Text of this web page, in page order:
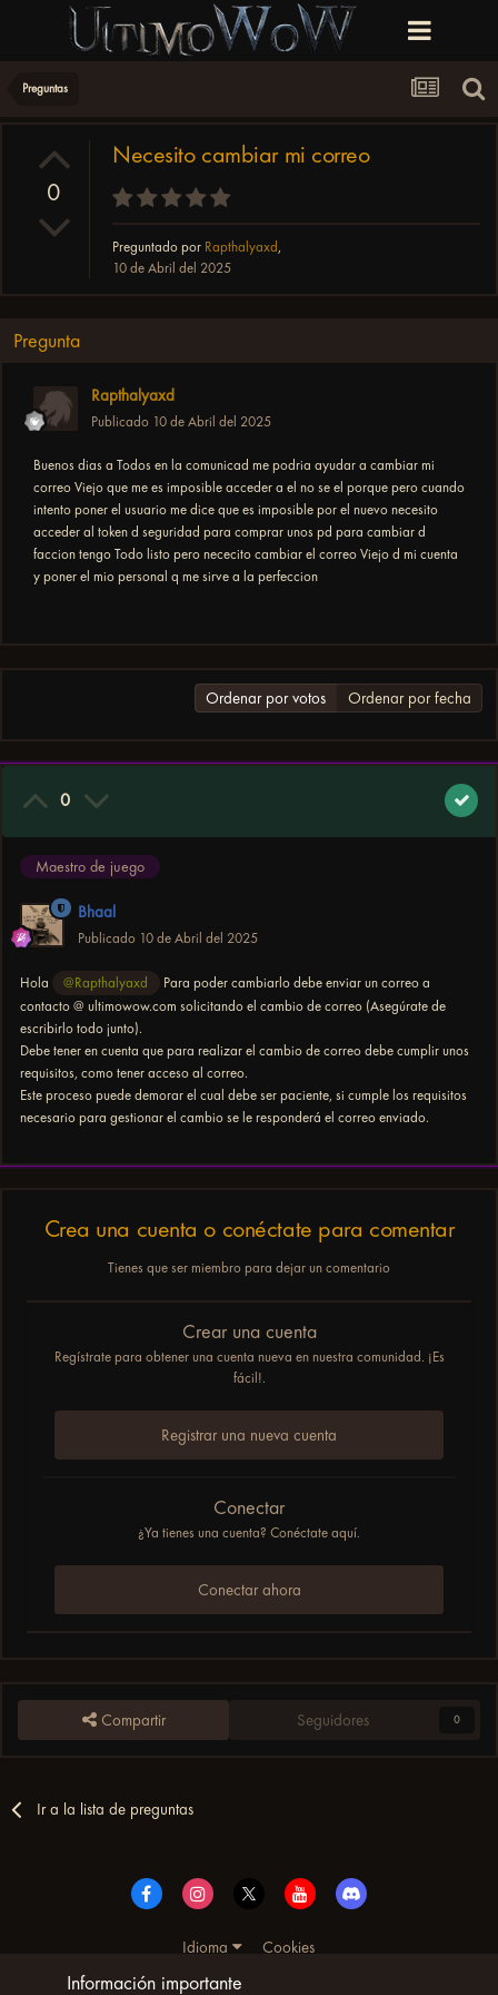
Preguntas
0
Necesito cambiar mi correo
Preguntado por Rapthalyaxd ,
10 de Abril del 2025
Pregunta
Rapthalyaxd
Publicado 10 de Abril del 2025
Buenos dias a Todos en la comunicad me podria ayudar a cambiar mi
correo Viejo que me es imposible acceder a el no se el porque pero cuando
intento poner el usuario me dice que es imposible por el nuevo necesito
acceder al token d seguridad para comprar unos pd para cambiar d
faccion tengo Todo listo pero nececito cambiar el correo Viejo d mi cuenta
y poner el mio personal q me sirve a la perfeccion
Ordenar por votos Ordenar por fecha
0
Maestro de juego
Bhaal
Publicado 10 de Abril del 2025
Hola @Rapthalyaxd
Para poder cambiarlo debe enviar un correo a
contacto @ ultimowow.com solicitando el cambio de correo (Asegúrate de
escribirlo todo junto).
Debe tener en cuenta que para realizar el cambio de correo debe cumplir unos
requisitos, como tener acceso al correo.
Este proceso puede demorar el cual debe ser paciente, si cumple los requisitos
necesario para gestionar el cambio se le responderá el correo enviado.
Crea una cuenta o conéctate para comentar
Tienes que ser miembro para dejar un comentario
Crear una cuenta
Regístrate para obtener una cuenta nueva en nuestra comunidad. ¡Es
fácil!.
Registrar una nueva cuenta
Conectar
¿Ya tienes una cuenta? Conéctate aquí.
Conectar ahora
Compartir Seguidores 0
Ir a la lista de preguntas
Idioma
Cookies
© Copyright UltimoWoW™ 2025. Todos los derechos
Información importante